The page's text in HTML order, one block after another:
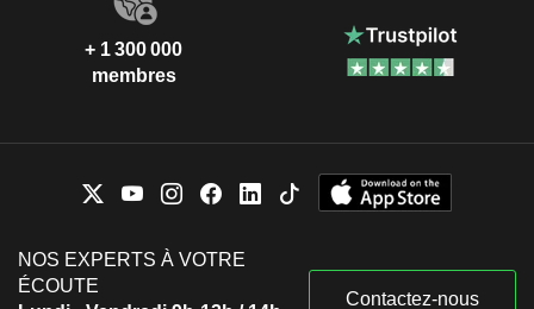
+ 1 300 000
membres
NOS EXPERTS À VOTRE
ÉCOUTE
Contactez-nous